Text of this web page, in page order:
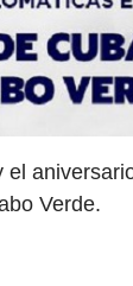
Verde.